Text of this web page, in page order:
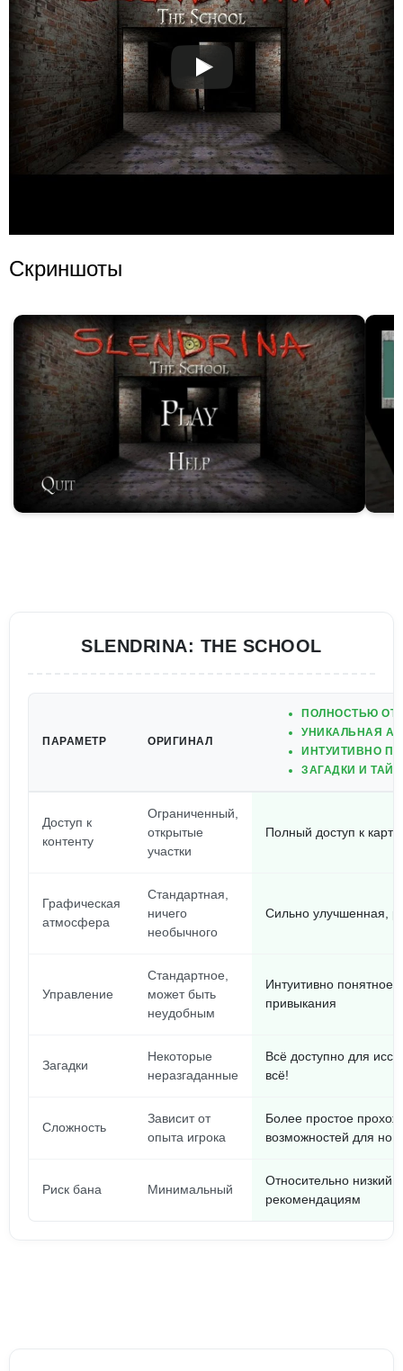
Скриншоты
SLENDRINA: THE SCHOOL
ПАРАМЕТР ОРИГИНАЛ
ПОЛНОСТЬЮ
УНИКАЛЬНАЯ
ИНТУИТИВНО
ЗАГАДКИ И
Доступ к
контенту
Ограниченный,
открытые
участки
Полный доступ к
Графическая
атмосфера
Стандартная,
ничего
необычного
Сильно улучшенная,
Управление
Стандартное,
может быть
неудобным
Интуитивно понятное,
привыкания
Загадки
Некоторые
неразгаданные
Всё доступно для
всё!
Сложность
Зависит от
опыта игрока
Более простое
возможностей для
Риск бана Минимальный
Относительно низкий,
рекомендациям